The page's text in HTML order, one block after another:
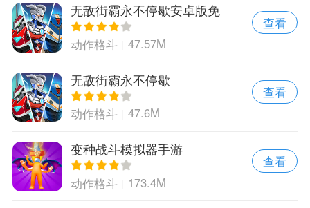
无敌街霸永不停歇安卓版免
费版
动作格斗 47.57M
查看
无敌街霸永不停歇
动作格斗 47.6M
查看
变种战斗模拟器手游
动作格斗 173.4M
查看